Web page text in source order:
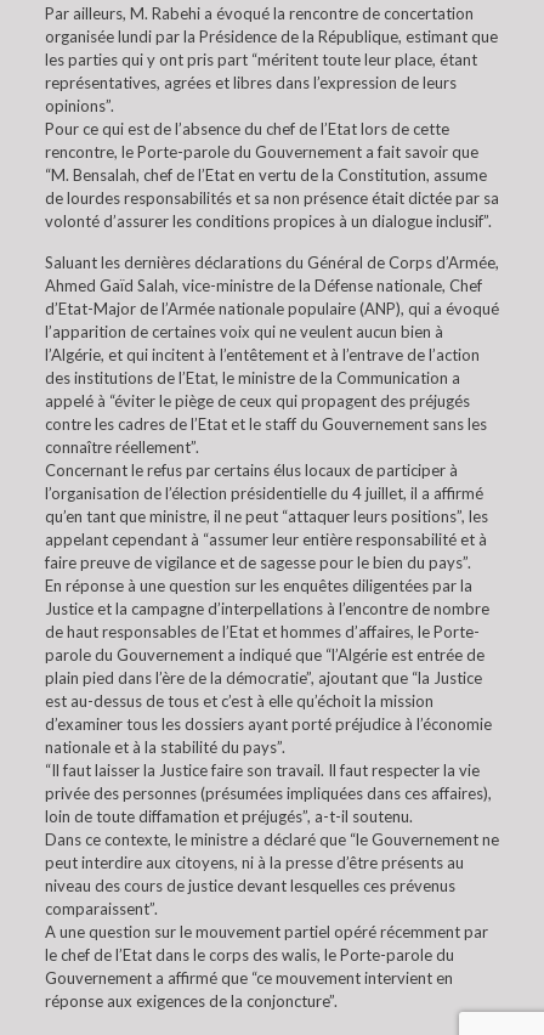
Par ailleurs, M. Rabehi a évoqué la rencontre de concertation
organisée lundi par la Présidence de la République, estimant que
les parties qui y ont pris part “méritent toute leur place, étant
représentatives, agrées et libres dans l’expression de leurs
opinions”.
Pour ce qui est de l’absence du chef de l’Etat lors de cette
rencontre, le Porte-parole du Gouvernement a fait savoir que
“M. Bensalah, chef de l’Etat en vertu de la Constitution, assume
de lourdes responsabilités et sa non présence était dictée par sa
volonté d’assurer les conditions propices à un dialogue inclusif”.
Saluant les dernières déclarations du Général de Corps d’Armée,
Ahmed Gaïd Salah, vice-ministre de la Défense nationale, Chef
d’Etat-Major de l’Armée nationale populaire (ANP), qui a évoqué
l’apparition de certaines voix qui ne veulent aucun bien à
l’Algérie, et qui incitent à l’entêtement et à l’entrave de l’action
des institutions de l’Etat, le ministre de la Communication a
appelé à “éviter le piège de ceux qui propagent des préjugés
contre les cadres de l’Etat et le staff du Gouvernement sans les
connaître réellement”.
Concernant le refus par certains élus locaux de participer à
l’organisation de l’élection présidentielle du 4 juillet, il a affirmé
qu’en tant que ministre, il ne peut “attaquer leurs positions”, les
appelant cependant à “assumer leur entière responsabilité et à
faire preuve de vigilance et de sagesse pour le bien du pays”.
En réponse à une question sur les enquêtes diligentées par la
Justice et la campagne d’interpellations à l’encontre de nombre
de haut responsables de l’Etat et hommes d’affaires, le Porte-
parole du Gouvernement a indiqué que “l’Algérie est entrée de
plain pied dans l’ère de la démocratie”, ajoutant que “la Justice
est au-dessus de tous et c’est à elle qu’échoit la mission
d’examiner tous les dossiers ayant porté préjudice à l’économie
nationale et à la stabilité du pays”.
“Il faut laisser la Justice faire son travail. Il faut respecter la vie
privée des personnes (présumées impliquées dans ces affaires),
loin de toute diffamation et préjugés”, a-t-il soutenu.
Dans ce contexte, le ministre a déclaré que “le Gouvernement ne
peut interdire aux citoyens, ni à la presse d’être présents au
niveau des cours de justice devant lesquelles ces prévenus
comparaissent”.
A une question sur le mouvement partiel opéré récemment par
le chef de l’Etat dans le corps des walis, le Porte-parole du
Gouvernement a affirmé que “ce mouvement intervient en
réponse aux exigences de la conjoncture”.